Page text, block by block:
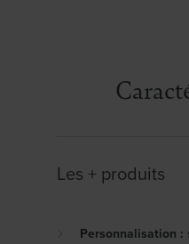
Les + produits
Personnalisation :